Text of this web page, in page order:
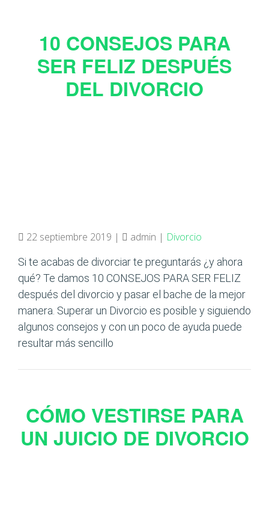
10 CONSEJOS PARA
SER FELIZ DESPUÉS
DEL DIVORCIO
22 septiembre 2019 | admin | Divorcio
Si te acabas de divorciar te preguntarás ¿y ahora
qué? Te damos 10 CONSEJOS PARA SER FELIZ
después del divorcio y pasar el bache de la mejor
manera. Superar un Divorcio es posible y siguiendo
algunos consejos y con un poco de ayuda puede
resultar más sencillo
CÓMO VESTIRSE PARA
UN JUICIO DE DIVORCIO